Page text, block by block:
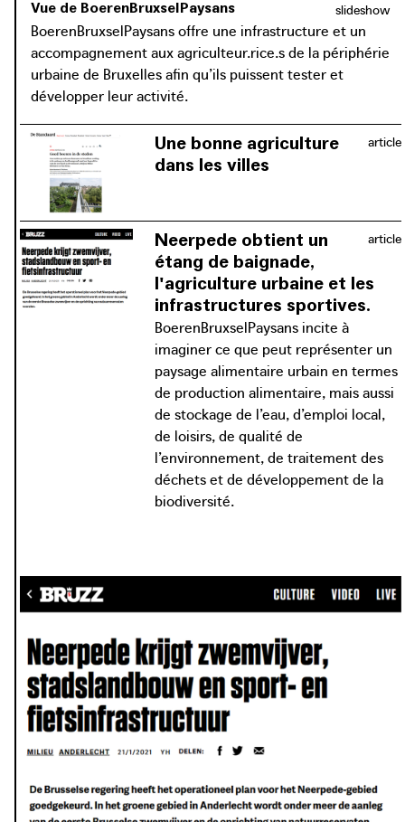
permettant de réintroduire l’agriculture dans la ville. Le
projet pourrait très bien être étendu à d’autres espaces
disponibles à la frontière de la Région de Bruxelles-
Capitale ou dans d’autres villes du pays.
slideshow
Vue de BoerenBruxselPaysans
BoerenBruxselPaysans offre une infrastructure et un
accompagnement aux agriculteur.rice.s de la périphérie
urbaine de Bruxelles afin qu’ils puissent tester et
développer leur activité.
article
Une bonne agriculture
dans les villes
justifient le rôle que peuvent jouer les
autorités urbaines, en tant que
propriétaire foncier, pour la
communauté agricole contemporaine.
photo: De Standaard
article
Neerpede obtient un
étang de baignade,
l'agriculture urbaine et les
infrastructures sportives.
BoerenBruxselPaysans incite à
imaginer ce que peut représenter un
paysage alimentaire urbain en termes
de production alimentaire, mais aussi
de stockage de l’eau, d’emploi local,
de loisirs, de qualité de
l’environnement, de traitement des
déchets et de développement de la
biodiversité.